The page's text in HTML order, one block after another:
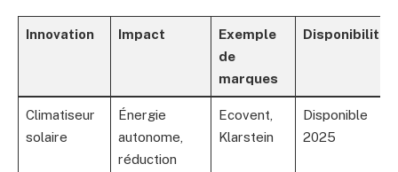
Innovation Impact
Exemple
de
marques
Disponibilité
Climatiseur
solaire
Énergie
autonome,
réduction
Ecovent,
Klarstein
Disponible
2025